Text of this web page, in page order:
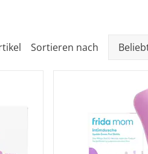
Sortieren nach